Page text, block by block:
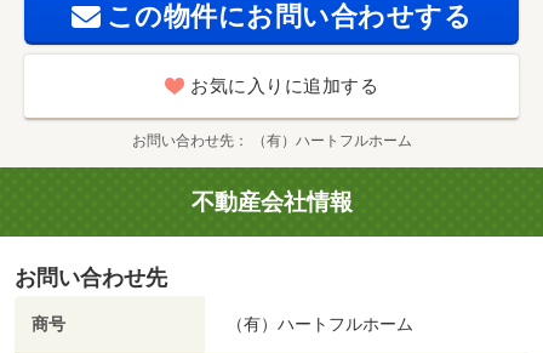
この物件にお問い合わせする
お気に入りに追加する
お問い合わせ先 （有）ハートフルホーム
不動産会社情報
お問い合わせ先
商号 （有）ハートフルホーム